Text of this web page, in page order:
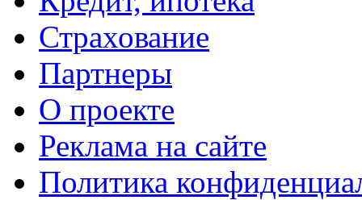
Страхование
Партнеры
O проекте
Реклама на сайте
Политика